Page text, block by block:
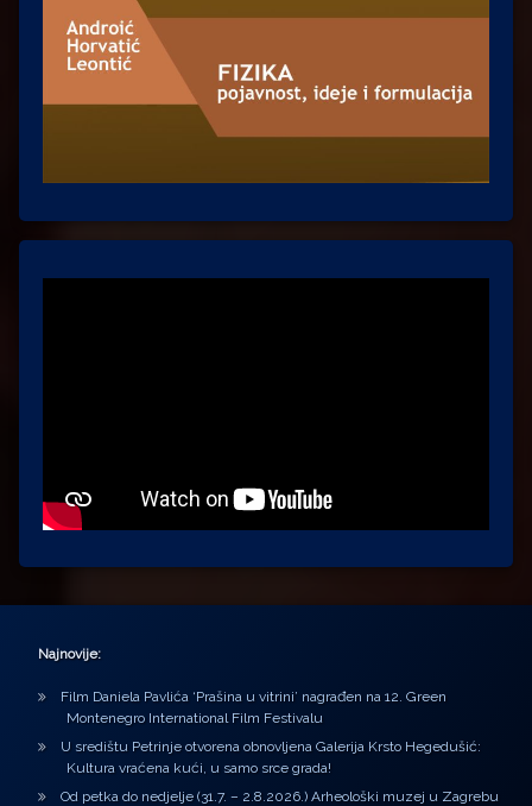
Najnovije:
Film Daniela Pavlića ‘Prašina u vitrini’ nagrađen na 12. Green
Montenegro International Film Festivalu
U središtu Petrinje otvorena obnovljena Galerija Krsto Hegedušić:
Kultura vraćena kući, u samo srce grada!
Od petka do nedjelje (31.7. – 2.8.2026.) Arheološki muzej u Zagrebu